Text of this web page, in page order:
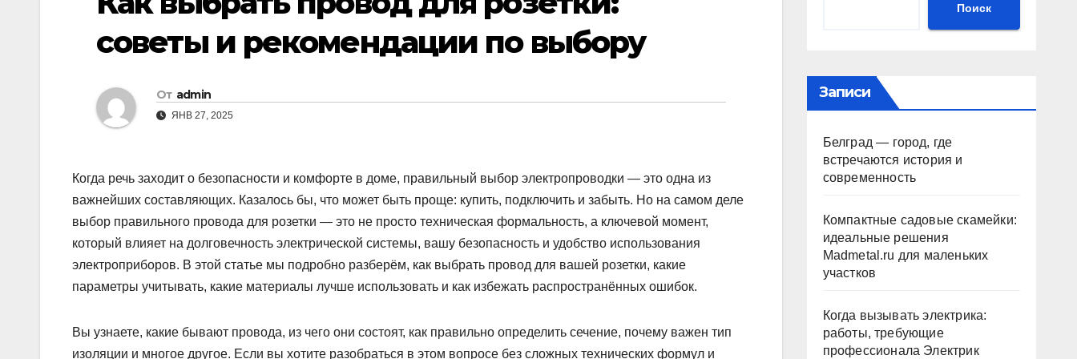
советы и рекомендации по выбору
От admin
ЯНВ 27, 2025
Когда речь заходит о безопасности и комфорте в доме, правильный выбор электропроводки — это одна из
важнейших составляющих. Казалось бы, что может быть проще: купить, подключить и забыть. Но на самом деле
выбор правильного провода для розетки — это не просто техническая формальность, а ключевой момент,
который влияет на долговечность электрической системы, вашу безопасность и удобство использования
электроприборов. В этой статье мы подробно разберём, как выбрать провод для вашей розетки, какие
параметры учитывать, какие материалы лучше использовать и как избежать распространённых ошибок.
Вы узнаете, какие бывают провода, из чего они состоят, как правильно определить сечение, почему важен тип
изоляции и многое другое. Если вы хотите разобраться в этом вопросе без сложных технических формул и
Поиск
Записи
Белград — город, где
встречаются история и
современность
Компактные садовые скамейки:
идеальные решения
Madmetal.ru для маленьких
участков
Когда вызывать электрика:
работы, требующие
профессионала Электрик